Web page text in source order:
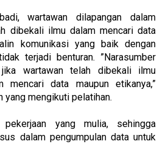
wartawan dilapangan dalam
dibekali ilmu dalam mencari data
komunikasi yang baik dengan
terjadi benturan. ”Narasumber
wartawan telah dibekali ilmu
data maupun etikanya,”
yang mengikuti pelatihan.
pekerjaan yang mulia, sehingga
dalam pengumpulan data untuk